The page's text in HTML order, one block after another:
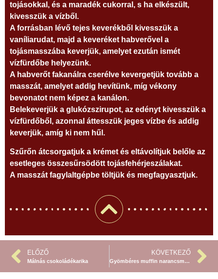
tojásokkal, és a maradék cukorral, s ha elkészült,
kivesszük a vízből.
A forrásban lévő tejes keverékből kivesszük a
vaníliarudat, majd a keveréket habverővel a
tojásmasszába keverjük, amelyet ezután ismét
vízfürdőbe helyezünk.
A habverőt fakanálra cserélve kevergetjük tovább a
masszát, amelyet addig hevítünk, míg vékony
bevonatot nem képez a kanálon.
Belekeverjük a glukózszirupot, az edényt kivesszük a
vízfürdőből, azonnal áttesszük jeges vízbe és addig
keverjük, amíg ki nem hűl.
Szűrőn átcsorgatjuk a krémet és eltávolítjuk belőle az
esetleges összesűrsödött tojásfehérjeszálakat.
A masszát fagylaltgépbe töltjük és megfagyasztjuk.
ELŐZŐ
Málnás csokoládékarika
KÖVETKEZŐ
Gyömbéres muffin narancsmázzal